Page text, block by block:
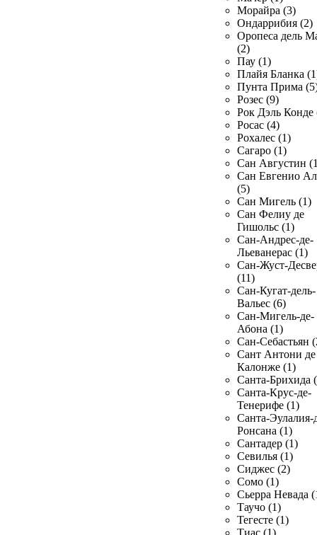
Морайра (3)
Ондаррибия (2)
Оропеса дель
(2)
Пау (1)
Плайя Бланка
Пунта Прима
Розес (9)
Рок Дэль Конде
Росас (4)
Рохалес (1)
Сагаро (1)
Сан Августин
Сан Евгенио
(5)
Сан Мигель (1)
Сан Фелиу де
Гишольс (1)
Сан-Андрес-де-
Льеванерас (1)
Сан-Жуст-
(11)
Сан-Кугат-дель-
Вальес (6)
Сан-Мигель-де-
Абона (1)
Сан-Себастьян
Сант Антони де
Калонже (1)
Санта-Брихида
Санта-Крус-де-
Тенерифе (1)
Санта-Эулалия-
Ронсана (1)
Сантадер (1)
Севилья (1)
Сиджес (2)
Сомо (1)
Сьерра Невада
Таучо (1)
Тегесте (1)
Тиас (1)